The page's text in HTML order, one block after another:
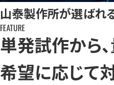
山泰製作所が選ばれ
FEATURE
単発試作から
希望に応じて